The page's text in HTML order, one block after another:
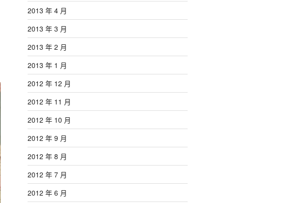
2013 年 4 月
2013 年 3 月
2013 年 2 月
2013 年 1 月
2012 年 12 月
2012 年 11 月
2012 年 10 月
2012 年 9 月
2012 年 8 月
2012 年 7 月
2012 年 6 月